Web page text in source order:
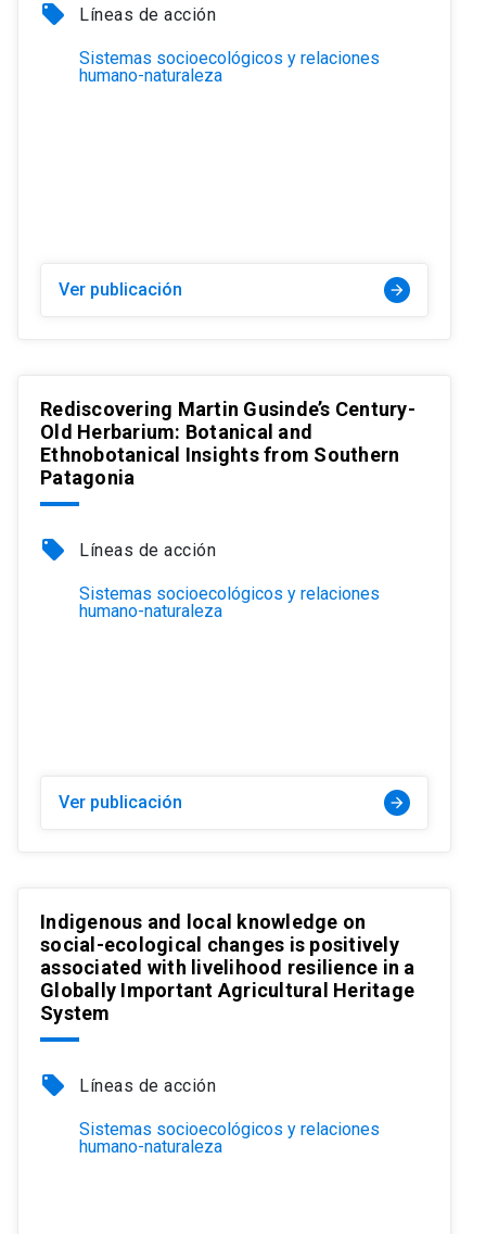
local_offer Líneas de acción
Sistemas socioecológicos y relaciones
humano-naturaleza
Ver publicación arrow_forward
Rediscovering Martin Gusinde’s Century-
Old Herbarium: Botanical and
Ethnobotanical Insights from Southern
Patagonia
local_offer Líneas de acción
Sistemas socioecológicos y relaciones
humano-naturaleza
Ver publicación arrow_forward
Indigenous and local knowledge on
social-ecological changes is positively
associated with livelihood resilience in a
Globally Important Agricultural Heritage
System
local_offer Líneas de acción
Sistemas socioecológicos y relaciones
humano-naturaleza